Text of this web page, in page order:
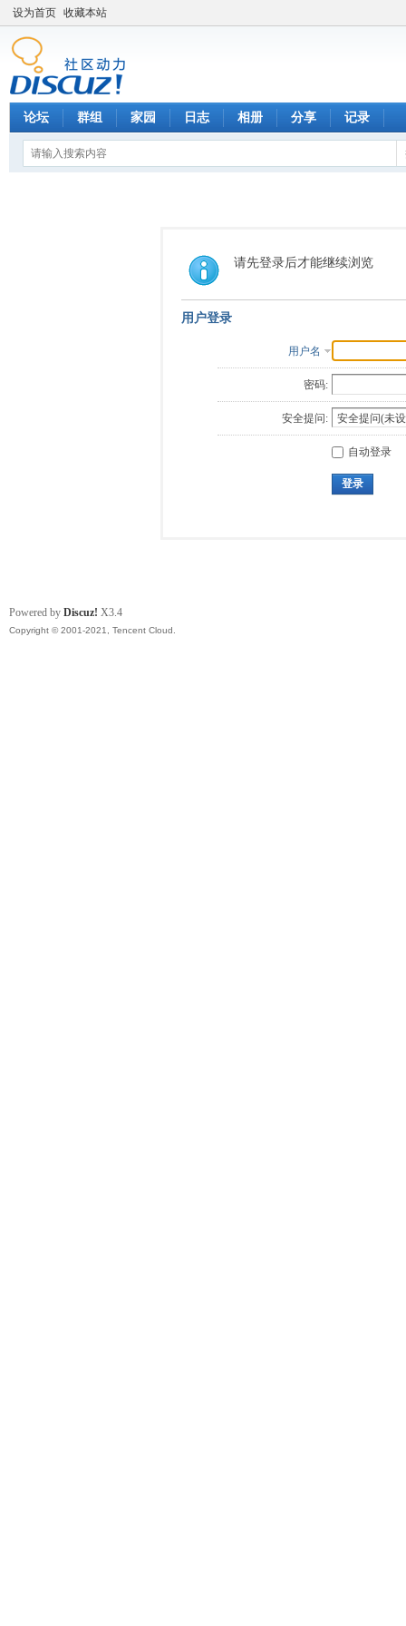
设为首页 收藏本站
论坛 群组 家园 日志 相册 分享 记录
请先登录后才能继续浏览
用户登录
用户名
密码:
安全提问:
自动登录
登录
Powered by Discuz! X3.4
Copyright © 2001-2021, Tencent Cloud.